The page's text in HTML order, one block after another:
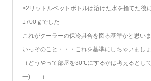
>2リットルペットボトルは溶けた水を捨てた後
1700ｇでした
これがクーラーの保冷具合を図る基準かと思いま
いっそのこと・・・これを基準にしちゃいましょ
（どうやって部屋を30℃にするかは考えるとし
一) ）